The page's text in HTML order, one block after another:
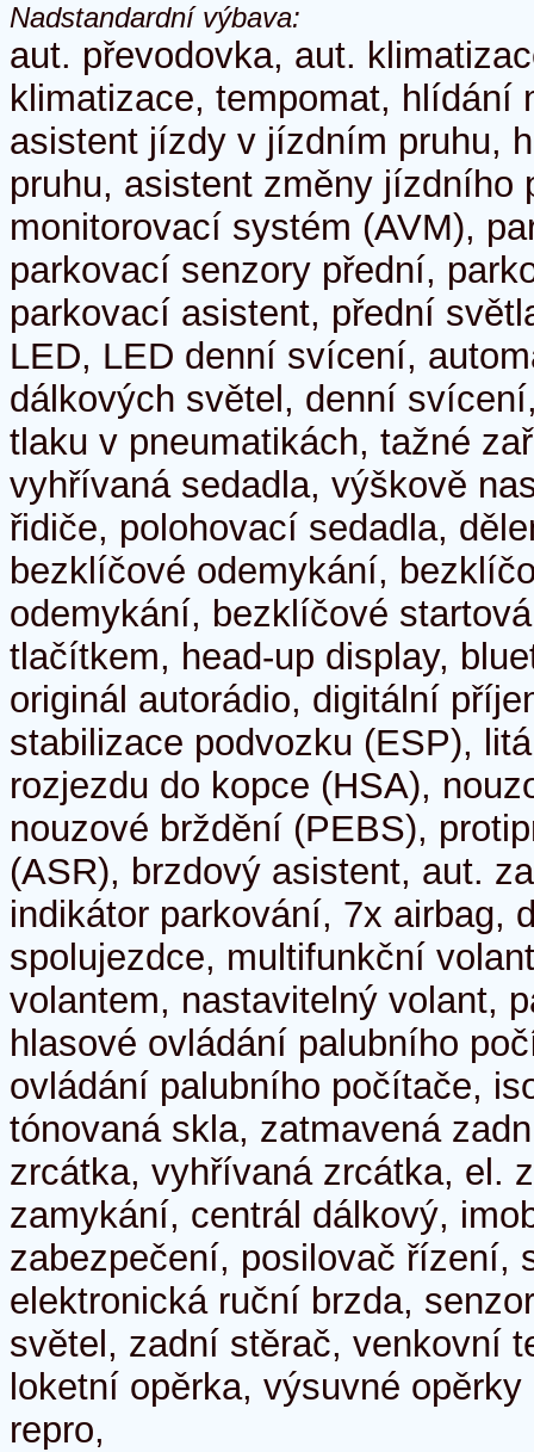
Nadstandardní výbava:
aut. převodovka, aut.
klimatizace, tempomat, hlídání
asistent jízdy v jízdním pruhu,
pruhu, asistent změny jízdního
monitorovací systém (AVM),
parkovací senzory přední,
parkovací asistent, přední
LED, LED denní svícení,
dálkových světel, denní
tlaku v pneumatikách, tažné
vyhřívaná sedadla, výškově
řidiče, polohovací sedadla,
bezklíčové odemykání,
odemykání, bezklíčové
tlačítkem, head-up display,
originál autorádio, digitální
stabilizace podvozku (ESP),
rozjezdu do kopce (HSA),
nouzové brždění (PEBS),
(ASR), brzdový asistent, aut.
indikátor parkování, 7x airbag,
spolujezdce, multifunkční
volantem, nastavitelný volant,
hlasové ovládání palubního
ovládání palubního počítače,
tónovaná skla, zatmavená
zrcátka, vyhřívaná zrcátka, el.
zamykání, centrál dálkový,
zabezpečení, posilovač řízení,
elektronická ruční brzda,
světel, zadní stěrač, venkovní
loketní opěrka, výsuvné
repro,